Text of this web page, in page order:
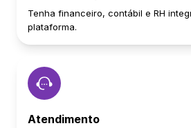
Tenha financeiro, contábil e RH
plataforma.
Atendimento